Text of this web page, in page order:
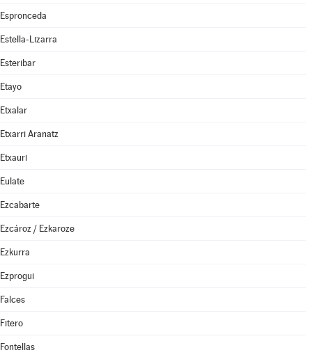
Espronceda
Estella-Lizarra
Esteribar
Etayo
Etxalar
Etxarri Aranatz
Etxauri
Eulate
Ezcabarte
Ezcároz / Ezkaroze
Ezkurra
Ezprogui
Falces
Fitero
Fontellas